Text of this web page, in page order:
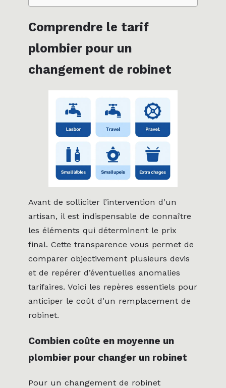
Comprendre le tarif
plombier pour un
changement de robinet
Avant de solliciter l’intervention d’un
artisan, il est indispensable de connaître
les éléments qui déterminent le prix
final. Cette transparence vous permet de
comparer objectivement plusieurs devis
et de repérer d’éventuelles anomalies
tarifaires. Voici les repères essentiels pour
anticiper le coût d’un remplacement de
robinet.
Combien coûte en moyenne un
plombier pour changer un robinet
Pour un changement de robinet